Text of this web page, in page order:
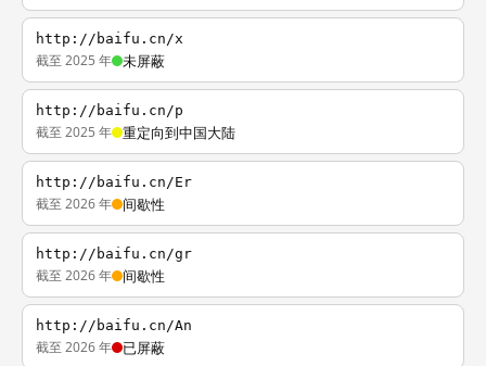
http://baifu.cn/x
截至 2025 年 未屏蔽
http://baifu.cn/p
截至 2025 年 重定向到中国大陆
http://baifu.cn/Er
截至 2026 年 间歇性
http://baifu.cn/gr
截至 2026 年 间歇性
http://baifu.cn/An
截至 2026 年 已屏蔽